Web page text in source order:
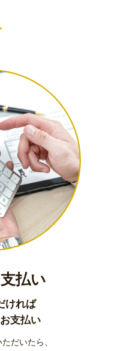
払い
ければ
支払い
だいたら、